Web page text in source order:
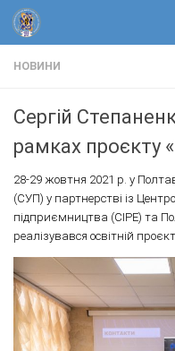
Skip to content
НОВИНИ
Сергій
рамках проєкту
28-29 жовтня 2021 р. у
(СУП) у партнерстві із
підприємництва (CIPE) та
реалізувався освітній